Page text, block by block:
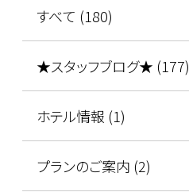
すべて (180)
★スタッフブログ★ (177)
ホテル情報 (1)
プランのご案内 (2)